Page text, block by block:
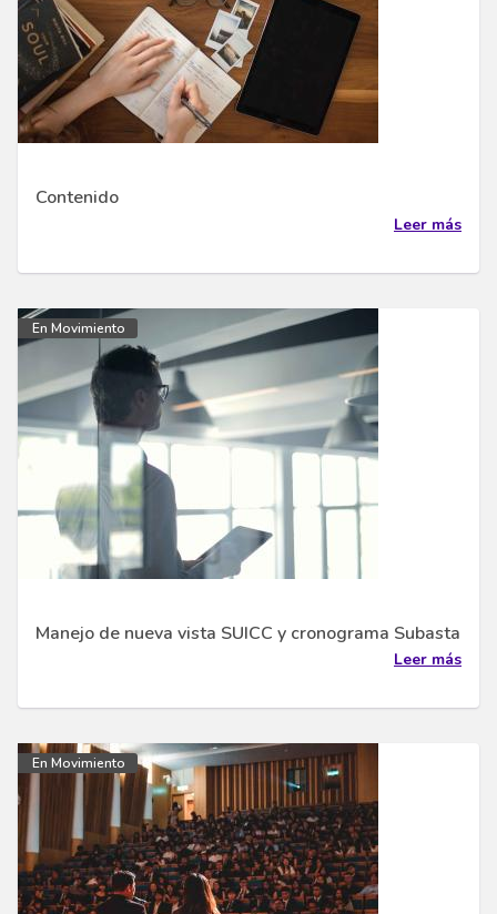
Contenido
Leer más
En Movimiento
Manejo de nueva vista SUICC y cronograma Subasta
Leer más
En Movimiento